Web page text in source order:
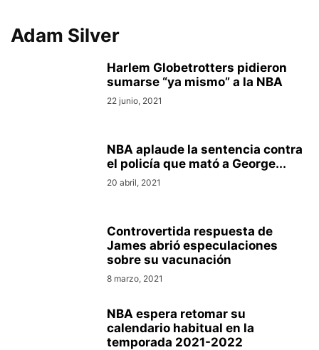
Adam Silver
Harlem Globetrotters pidieron
sumarse “ya mismo” a la NBA
22 junio, 2021
NBA aplaude la sentencia contra
el policía que mató a George...
20 abril, 2021
Controvertida respuesta de
James abrió especulaciones
sobre su vacunación
8 marzo, 2021
NBA espera retomar su
calendario habitual en la
temporada 2021-2022